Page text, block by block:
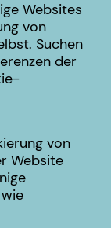
Websites
von
Suchen
der
von
Website